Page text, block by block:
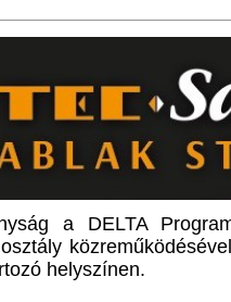
a DELTA
helyszínen.